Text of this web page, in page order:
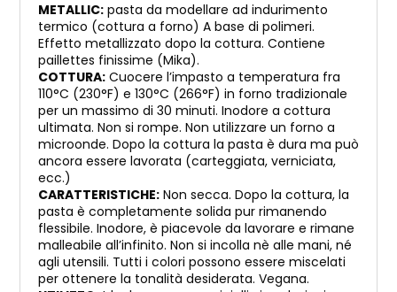
METALLIC: pasta da modellare ad indurimento
termico (cottura a forno) A base di polimeri.
Effetto metallizzato dopo la cottura. Contiene
paillettes finissime (Mika).
COTTURA: Cuocere l’impasto a temperatura fra
110°C (230°F) e 130°C (266°F) in forno tradizionale
per un massimo di 30 minuti. Inodore a cottura
ultimata. Non si rompe. Non utilizzare un forno a
microonde. Dopo la cottura la pasta è dura ma può
ancora essere lavorata (carteggiata, verniciata,
ecc.)
CARATTERISTICHE: Non secca. Dopo la cottura, la
pasta è completamente solida pur rimanendo
flessibile. Inodore, è piacevole da lavorare e rimane
malleabile all’infinito. Non si incolla nè alle mani, né
agli utensili. Tutti i colori possono essere miscelati
per ottenere la tonalità desiderata. Vegana.